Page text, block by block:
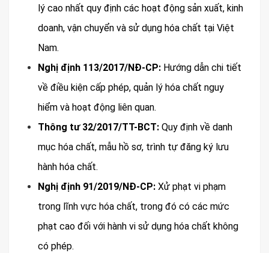
lý cao nhất quy định các hoạt động sản xuất, kinh
doanh, vận chuyển và sử dụng hóa chất tại Việt
Nam.
Nghị định 113/2017/NĐ-CP: Hướng dẫn chi tiết
về điều kiện cấp phép, quản lý hóa chất nguy
hiểm và hoạt động liên quan.
Thông tư 32/2017/TT-BCT: Quy định về danh
mục hóa chất, mẫu hồ sơ, trình tự đăng ký lưu
hành hóa chất.
Nghị định 91/2019/NĐ-CP: Xử phạt vi phạm
trong lĩnh vực hóa chất, trong đó có các mức
phạt cao đối với hành vi sử dụng hóa chất không
có phép.